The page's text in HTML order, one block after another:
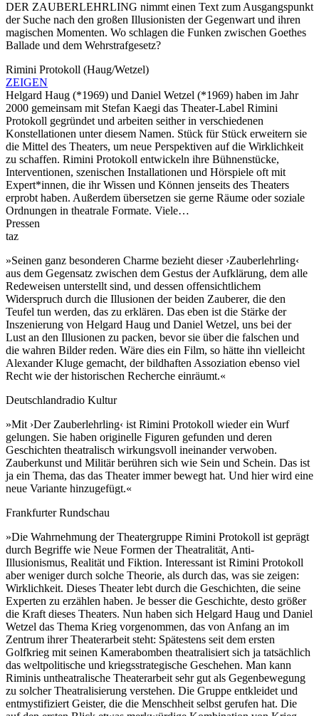
DER ZAUBERLEHRLING nimmt einen Text zum Ausgangspunkt
der Suche nach den großen Illusionisten der Gegenwart und ihren
magischen Momenten. Wo schlagen die Funken zwischen Goethes
Ballade und dem Wehrstrafgesetz?
Rimini Protokoll (Haug/Wetzel)
ZEIGEN
Helgard Haug (*1969) und Daniel Wetzel (*1969) haben im Jahr
2000 gemeinsam mit Stefan Kaegi das Theater-Label Rimini
Protokoll gegründet und arbeiten seither in verschiedenen
Konstellationen unter diesem Namen. Stück für Stück erweitern sie
die Mittel des Theaters, um neue Perspektiven auf die Wirklichkeit
zu schaffen. Rimini Protokoll entwickeln ihre Bühnenstücke,
Interventionen, szenischen Installationen und Hörspiele oft mit
Expert*innen, die ihr Wissen und Können jenseits des Theaters
erprobt haben. Außerdem übersetzen sie gerne Räume oder soziale
Ordnungen in theatrale Formate. Viele…
Pressen
taz
»Seinen ganz besonderen Charme bezieht dieser ›Zauberlehrling‹
aus dem Gegensatz zwischen dem Gestus der Aufklärung, dem alle
Redeweisen unterstellt sind, und dessen offensichtlichem
Widerspruch durch die Illusionen der beiden Zauberer, die den
Teufel tun werden, das zu erklären. Das eben ist die Stärke der
Inszenierung von Helgard Haug und Daniel Wetzel, uns bei der
Lust an den Illusionen zu packen, bevor sie über die falschen und
die wahren Bilder reden. Wäre dies ein Film, so hätte ihn vielleicht
Alexander Kluge gemacht, der bildhaften Assoziation ebenso viel
Recht wie der historischen Recherche einräumt.«
Deutschlandradio Kultur
»Mit ›Der Zauberlehrling‹ ist Rimini Protokoll wieder ein Wurf
gelungen. Sie haben originelle Figuren gefunden und deren
Geschichten theatralisch wirkungsvoll ineinander verwoben.
Zauberkunst und Militär berühren sich wie Sein und Schein. Das ist
ja ein Thema, das das Theater immer bewegt hat. Und hier wird eine
neue Variante hinzugefügt.«
Frankfurter Rundschau
»Die Wahrnehmung der Theatergruppe Rimini Protokoll ist geprägt
durch Begriffe wie Neue Formen der Theatralität, Anti-
Illusionismus, Realität und Fiktion. Interessant ist Rimini Protokoll
aber weniger durch solche Theorie, als durch das, was sie zeigen:
Wirklichkeit. Dieses Theater lebt durch die Geschichten, die seine
Experten zu erzählen haben. Je besser die Geschichte, desto größer
die Kraft dieses Theaters. Nun haben sich Helgard Haug und Daniel
Wetzel das Thema Krieg vorgenommen, das von Anfang an im
Zentrum ihrer Theaterarbeit steht: Spätestens seit dem ersten
Golfkrieg mit seinen Kamerabomben theatralisiert sich ja tatsächlich
das weltpolitische und kriegsstrategische Geschehen. Man kann
Riminis untheatralische Theaterarbeit sehr gut als Gegenbewegung
zu solcher Theatralisierung verstehen. Die Gruppe entkleidet und
entmystifiziert Geister, die die Menschheit selbst gerufen hat. Die